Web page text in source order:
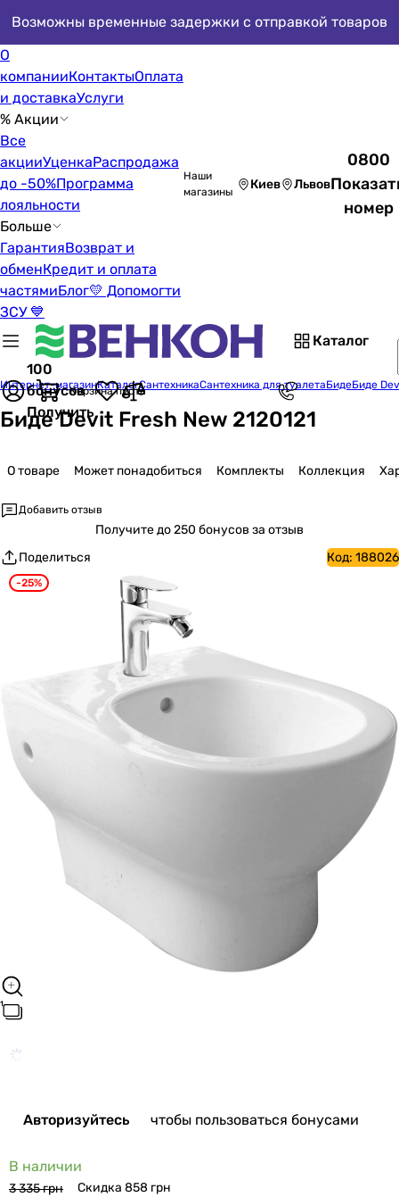
Возможны временные задержки с отправкой товаров
О
компанииКонтактыОплата
и доставкаУслуги
% Акции
Все
акцииУценкаРаспродажа
до -50%Программа
лояльности
Больше
ГарантияВозврат и
обменКредит и оплата
частямиБлог💛 Допомогти
ЗСУ 💙
Наши
магазины
Киев Львов
0800
номер
Каталог
100
бонусов
Получить
Корзина пуста
Интернет-магазинКаталогСантехникаСантехника для туалетаБидеБиде
Биде Devit Fresh New 2120121
О товаре Может понадобиться Комплекты Коллекция
Добавить отзыв
Получитедо 250 бонусов за отзыв
Поделиться
Код: 188026
-25%
Авторизуйтесь чтобы пользоваться бонусами
В наличии
3 335 грн Скидка 858 грн